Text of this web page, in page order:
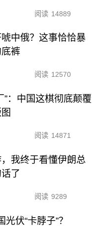
阅读 14889
中俄？这事恰恰暴
裤
阅读 12570
”：中国这棋彻底颠覆
阅读 14871
我终于看懂伊朗总
了
阅读 9289
伏“卡脖子”？